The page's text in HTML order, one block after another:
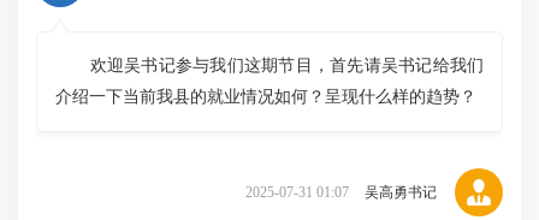
欢迎吴书记参与我们这期节目，首先请吴书记给我们
介绍一下当前我县的就业情况如何？呈现什么样的趋势？
2025-07-31 01:07 吴高勇书记